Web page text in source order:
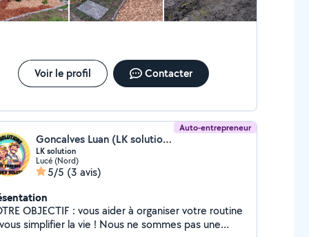
panne internet, installation de logiciel,
ect
Voir le profil Contacter
Auto-entrepreneur
Goncalves Luan (LK solutions)
LK solution
Lucé (Nord)
5/5 (3 avis)
OBJECTIF : vous aider à organiser votre routine
simplifier la vie ! Nous ne sommes pas une